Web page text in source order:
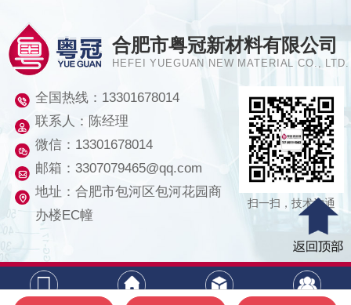
合肥市粤冠新材料有限公司
HEFEI YUEGUAN NEW MATERIAL CO., LTD.
全国热线： 13301678014
联系人：陈经理
微信：13301678014
邮箱：3307079465@qq.com
地址：合肥市包河区包河花园商
办楼EC幢
扫一扫，技术沟通